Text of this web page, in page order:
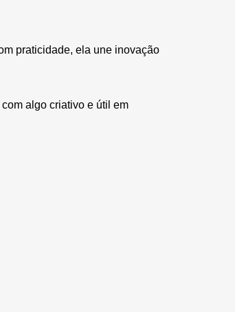
praticidade, ela une inovação
algo criativo e útil em